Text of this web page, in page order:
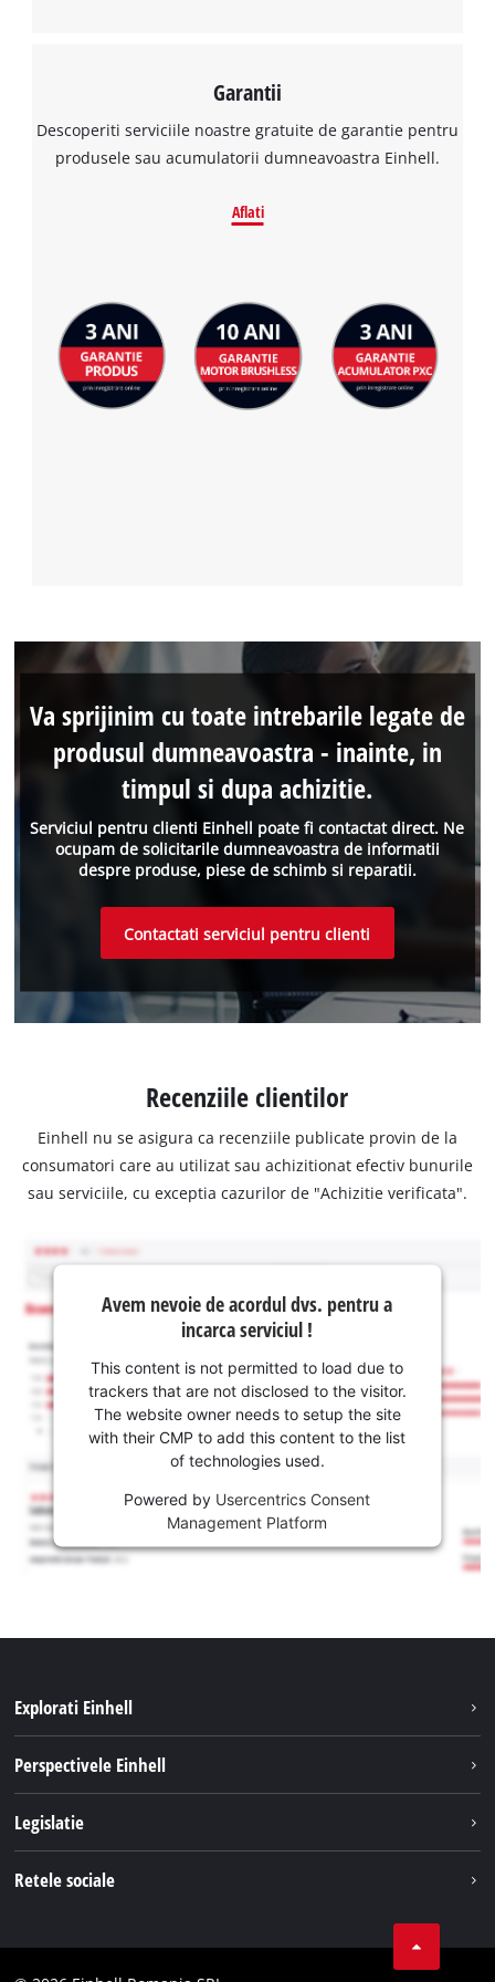
Garantii
Descoperiti serviciile noastre gratuite de garantie pentru
produsele sau acumulatorii dumneavoastra Einhell.
Aflati
Serviciul pentru clienti Einhell poate fi contactat direct. Ne
ocupam de solicitarile dumneavoastra de informatii
despre produse, piese de schimb si reparatii.
Va sprijinim cu toate intrebarile legate de
produsul dumneavoastra - inainte, in
timpul si dupa achizitie.
Contactati serviciul pentru clienti
Recenziile clientilor
Einhell nu se asigura ca recenziile publicate provin de la
consumatori care au utilizat sau achizitionat efectiv bunurile
sau serviciile, cu exceptia cazurilor de "Achizitie verificata".
Avem nevoie de acordul dvs. pentru a
incarca serviciul !
This content is not permitted to load due to
trackers that are not disclosed to the visitor.
The website owner needs to setup the site
with their CMP to add this content to the list
of technologies used.
Powered by Usercentrics Consent
Management Platform
Explorati Einhell
Sistemul de acumulatori
Perspectivele Einhell
Einhell in lume
Legislatie
Declaratie de accesibilitate
Retele sociale